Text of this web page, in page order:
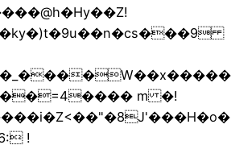
m �!
!